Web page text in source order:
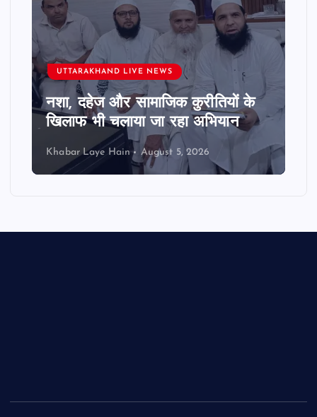
UTTARAKHAND LIVE NEWS
नशा, दहेज और सामाजिक कुरीतियों के
खिलाफ भी चलाया जा रहा अभियान
Khabar Laye Hain August 5, 2026